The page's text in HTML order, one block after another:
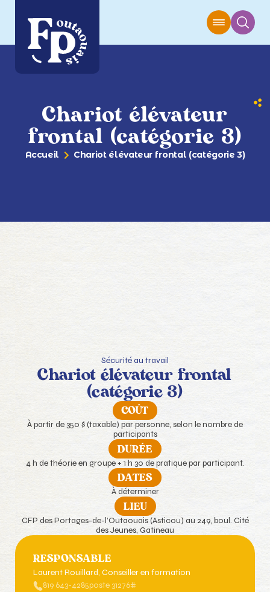
Chariot élévateur
frontal (catégorie 3)
Accueil Chariot élévateur frontal (catégorie 3)
Sécurité au travail
Chariot élévateur frontal
(catégorie 3)
COÛT
À partir de 350 $ (taxable) par personne, selon le nombre de
participants
DURÉE
4 h de théorie en groupe + 1 h 30 de pratique par participant.
DATES
À déterminer
LIEU
CFP des Portages-de-l’Outaouais (Asticou) au 249, boul. Cité
des Jeunes, Gatineau
RESPONSABLE
Laurent Rouillard, Conseiller en formation
819 643-4285poste 31276#